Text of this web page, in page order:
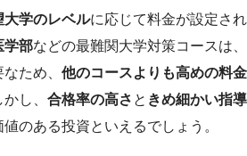
大学のレベルに応じて料金が設定され
学部などの最難関大学対策コースは、
ため、 他のコースよりも高めの料金
し、 合格率の高さ と きめ細かい指導
のある投資といえるでしょう。